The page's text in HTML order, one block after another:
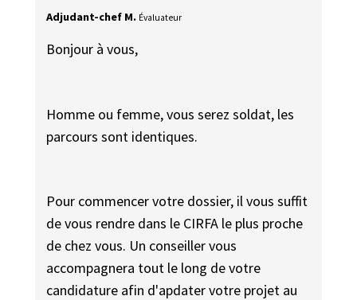
Adjudant-chef M. Évaluateur
Bonjour à vous,
Homme ou femme, vous serez soldat, les
parcours sont identiques.
Pour commencer votre dossier, il vous suffit
de vous rendre dans le CIRFA le plus proche
de chez vous. Un conseiller vous
accompagnera tout le long de votre
candidature afin d'apdater votre projet au